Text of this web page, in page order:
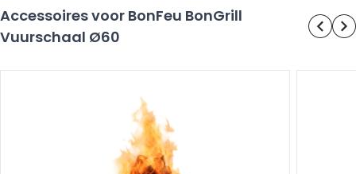
Accessoires voor BonFeu BonGrill
Vuurschaal Ø60